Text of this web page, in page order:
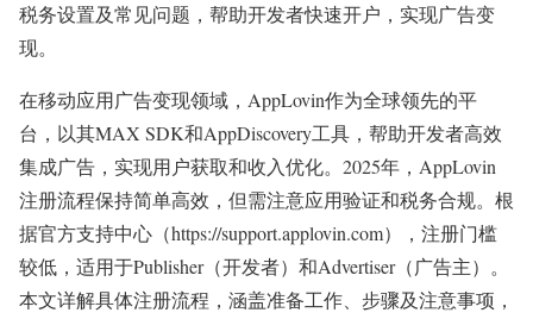
税务设置及常见问题，帮助开发者快速开户，实现广告变
现。
在移动应用广告变现领域，AppLovin作为全球领先的平
台，以其MAX SDK和AppDiscovery工具，帮助开发者高效
集成广告，实现用户获取和收入优化。2025年，AppLovin
注册流程保持简单高效，但需注意应用验证和税务合规。根
据官方支持中心（https://support.applovin.com），注册门槛
较低，适用于Publisher（开发者）和Advertiser（广告主）。
本文详解具体注册流程，涵盖准备工作、步骤及注意事项，